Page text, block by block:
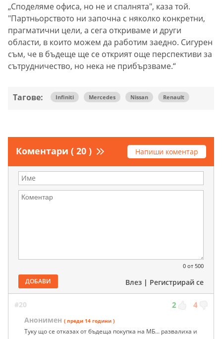
„Споделяме офиса, но не и спалнята", каза той.
"Партньорството ни започна с няколко конкретни,
прагматични цели, а сега откриваме и други
области, в които можем да работим заедно. Сигурен
съм, че в бъдеще ще се открият още перспективи за
сътрудничество, но нека не прибързваме.“
Тагове: Infiniti Mercedes Nissan Renault
Коментари ( 20 ) Напиши коментар
0 от 500
ДОБАВИ Влез | Регистрирай се
#20 2 4
Анонимен ( преди 14 години )
Туку що се отказах от бъдеща покупка на МБ... развалиха и